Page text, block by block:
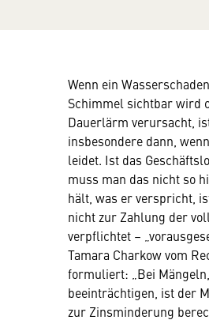
Wenn ein
Schimmel sichtbar wird
Dauerlärm verursacht,
insbesondere dann,
leidet. Ist das
muss man das nicht so
hält, was er verspricht,
nicht zur Zahlung der
verpflichtet –
Tamara Charkow vom
formuliert: „Bei
beeinträchtigen, ist der
zur Zinsminderung